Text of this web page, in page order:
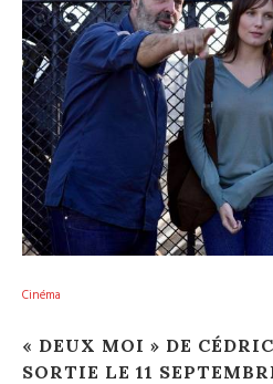
Cinéma
« DEUX MOI » DE
SORTIE LE 11